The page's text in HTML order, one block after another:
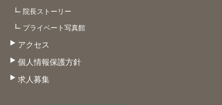
院長ストーリー
プライベート写真館
アクセス
個人情報保護方針
求人募集